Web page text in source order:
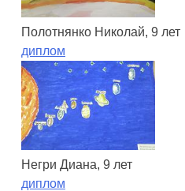
Полотнянко Николай, 9 лет
диплом
Негри Диана, 9 лет
диплом